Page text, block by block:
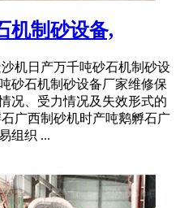
机制砂设备,
机日产万千吨砂石机制砂设
砂石机制砂设备厂家维修保
况、受力情况及失效形式的
广西制砂机时产吨鹅孵石广
组织 ...